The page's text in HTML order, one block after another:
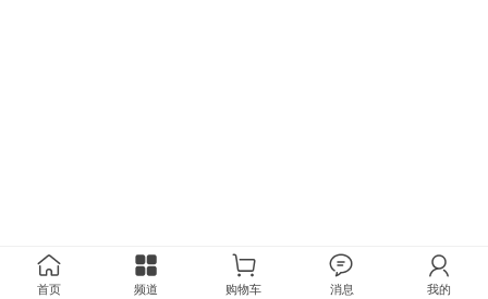
首页 频道 购物车 消息 我的